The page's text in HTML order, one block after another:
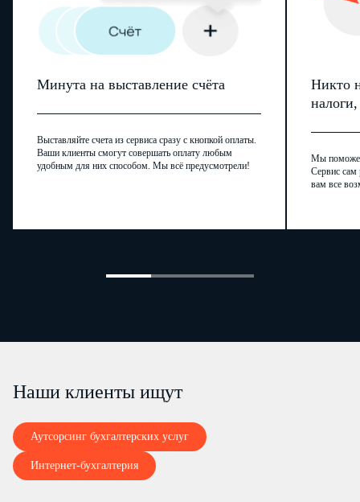
Минута на выставление счёта
Выставляйте счета из сервиса сразу с кнопкой оплаты.
Ваши клиенты смогут совершать оплату любым
удобным для них способом. Мы всё предусмотрели!
Никто
Мы
Сервис сам
вам все
Наши клиенты ищут
Аутсорсинг бухгалтерских услуг
Интернет-бухгалтерия